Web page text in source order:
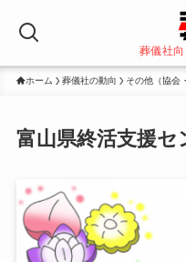
葬儀社
ホーム 葬儀社の動向 その他（協会
富山県終活支援セ